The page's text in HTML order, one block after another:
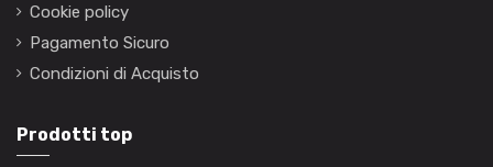
Cookie policy
Pagamento Sicuro
Condizioni di Acquisto
Prodotti top